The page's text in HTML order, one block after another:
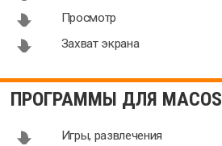
Просмотр
Захват экрана
ПРОГРАММЫ ДЛЯ MACOS
Игры, развлечения